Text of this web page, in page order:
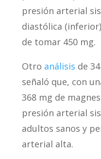
presión arterial
diastólica
de tomar 450 mg.
Otro análisis de
señaló que, con
368 mg de
presión arterial
adultos sanos y
arterial alta.